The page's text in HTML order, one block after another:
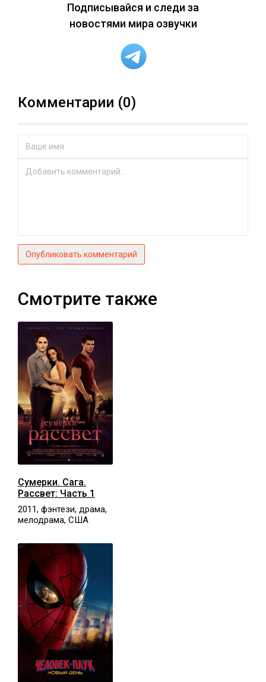
Подписывайся и следи за
новостями мира озвучки
Комментарии (0)
Опубликовать комментарий
Смотрите также
Сумерки. Сага.
Рассвет: Часть 1
2011, фэнтези, драма,
мелодрама, США